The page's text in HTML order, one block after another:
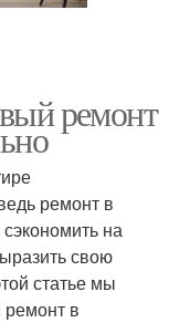
ремонт
ремонт в
на
свою
статье мы
в